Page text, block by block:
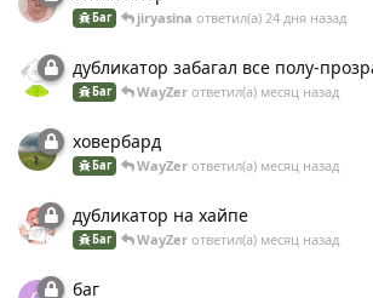
Баг jiryasina ответил(а)24 дня назад
дубликатор забагал все полу-
Баг WayZer ответил(а) месяц назад
ховербард
Баг WayZer ответил(а) месяц назад
дубликатор на хайпе
Баг WayZer ответил(а) месяц назад
баг